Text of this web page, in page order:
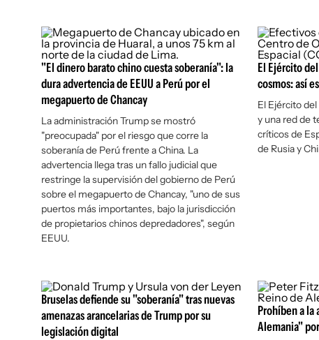
"El dinero barato chino cuesta soberanía": la
dura advertencia de EEUU a Perú por el
megapuerto de Chancay
La administración Trump se mostró
"preocupada" por el riesgo que corre la
soberanía de Perú frente a China. La
advertencia llega tras un fallo judicial que
restringe la supervisión del gobierno de Perú
sobre el megapuerto de Chancay, "uno de sus
puertos más importantes, bajo la jurisdicción
de propietarios chinos depredadores", según
EEUU.
El Ejército
cosmos: así
El Ejército
y una red de
críticos de
de Rusia y
Bruselas defiende su "soberanía" tras nuevas
amenazas arancelarias de Trump por su
legislación digital
Prohíben a
Alemania"